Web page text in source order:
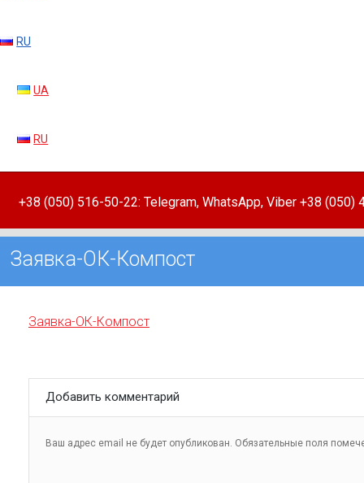
RU
UA
RU
+38 (050) 516-50-22: Telegram, WhatsApp, Viber +38 (050)
Заявка-ОК-Компост
Заявка-ОК-Компост
Добавить комментарий
Ваш адрес email не будет опубликован. Обязательные поля